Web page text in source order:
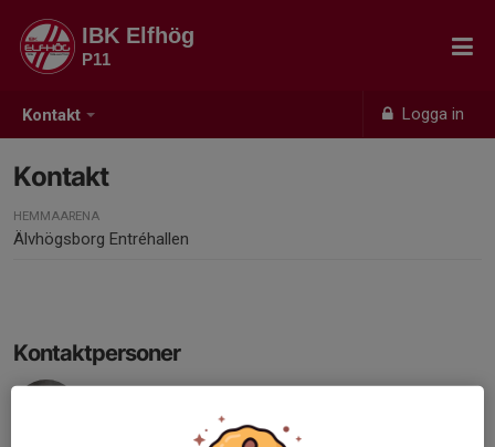
Kontakt Logga in
IBK Elfhög
P11
Kontakt
HEMMAARENA
Älvhögsborg Entréhallen
Kontaktpersoner
Martin Lindblom